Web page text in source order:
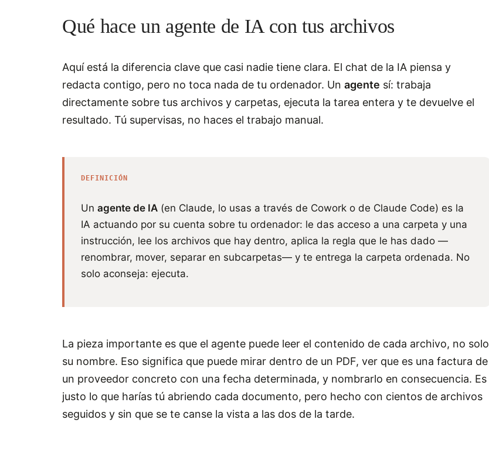
Qué hace un agente de IA con tus archivos
Aquí está la diferencia clave que casi nadie tiene clara. El chat de la IA piensa y
redacta contigo, pero no toca nada de tu ordenador. Un agente sí: trabaja
directamente sobre tus archivos y carpetas, ejecuta la tarea entera y te devuelve el
resultado. Tú supervisas, no haces el trabajo manual.
DEFINICIÓN
Un agente de IA (en Claude, lo usas a través de Cowork o de Claude Code) es la
IA actuando por su cuenta sobre tu ordenador: le das acceso a una carpeta y una
instrucción, lee los archivos que hay dentro, aplica la regla que le has dado —
renombrar, mover, separar en subcarpetas— y te entrega la carpeta ordenada. No
solo aconseja: ejecuta.
La pieza importante es que el agente puede leer el contenido de cada archivo, no solo
su nombre. Eso significa que puede mirar dentro de un PDF, ver que es una factura de
un proveedor concreto con una fecha determinada, y nombrarlo en consecuencia. Es
justo lo que harías tú abriendo cada documento, pero hecho con cientos de archivos
seguidos y sin que se te canse la vista a las dos de la tarde.